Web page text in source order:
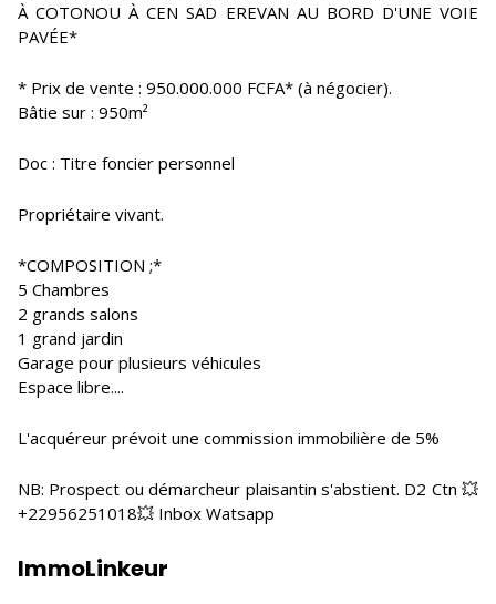
À COTONOU À CEN SAD EREVAN AU BORD D'UNE VOIE
PAVÉE*
* Prix de vente : 950.000.000 FCFA* (à négocier).
Bâtie sur : 950m²
Doc : Titre foncier personnel
Propriétaire vivant.
*COMPOSITION ;*
5 Chambres
2 grands salons
1 grand jardin
Garage pour plusieurs véhicules
Espace libre....
L'acquéreur prévoit une commission immobilière de 5%
NB: Prospect ou démarcheur plaisantin s'abstient. D2 Ctn 💥
+22956251018💥 Inbox Watsapp
ImmoLinkeur